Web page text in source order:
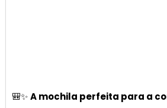
🎒✨A mochila perfeita para a